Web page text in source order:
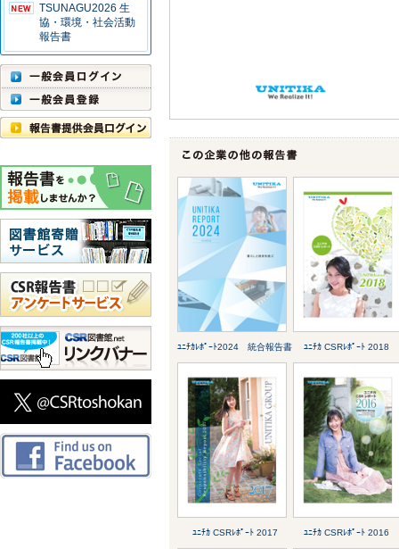
TSUNAGU2026 生
協・環境・社会活動
報告書
ﾕﾆﾁｶﾚﾎﾟｰﾄ2024 統合報告書 ﾕﾆﾁｶ CSRﾚﾎﾟｰﾄ 2018
ﾕﾆﾁｶ CSRﾚﾎﾟｰﾄ 2017 ﾕﾆﾁｶ CSRﾚﾎﾟｰﾄ 2016